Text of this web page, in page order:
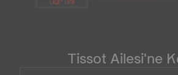
Tissot Ailesi'ne